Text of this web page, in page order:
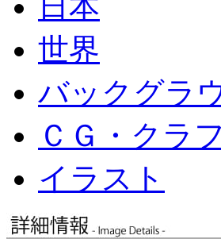
世界
バックグラ
ＣＧ・クラ
イラスト